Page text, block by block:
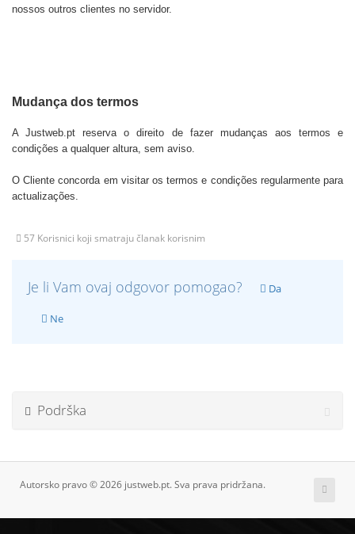
nossos outros clientes no servidor.
Mudança dos termos
A Justweb.pt reserva o direito de fazer mudanças aos termos e
condições a qualquer altura, sem aviso.
O Cliente concorda em visitar os termos e condições regularmente para
actualizações.
57 Korisnici koji smatraju članak korisnim
Je li Vam ovaj odgovor pomogao? Da
Ne
Podrška
Autorsko pravo © 2026 justweb.pt. Sva prava pridržana.